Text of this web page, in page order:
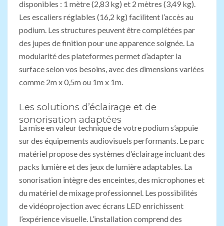
disponibles : 1 mètre (2,83 kg) et 2 mètres (3,49 kg).
Les escaliers réglables (16,2 kg) facilitent l’accès au
podium. Les structures peuvent être complétées par
des jupes de finition pour une apparence soignée. La
modularité des plateformes permet d’adapter la
surface selon vos besoins, avec des dimensions variées
comme 2m x 0,5m ou 1m x 1m.
Les solutions d’éclairage et de
sonorisation adaptées
La mise en valeur technique de votre podium s’appuie
sur des équipements audiovisuels performants. Le parc
matériel propose des systèmes d’éclairage incluant des
packs lumière et des jeux de lumière adaptables. La
sonorisation intègre des enceintes, des microphones et
du matériel de mixage professionnel. Les possibilités
de vidéoprojection avec écrans LED enrichissent
l’expérience visuelle. L’installation comprend des